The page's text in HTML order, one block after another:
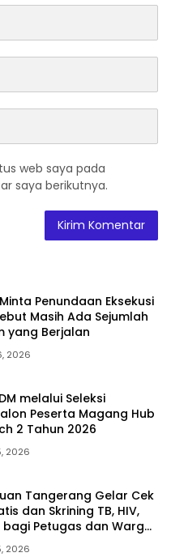
web saya pada
saya berikutnya.
Penundaan Eksekusi
Masih Ada Sejumlah
yang Berjalan
2026
melalui Seleksi
Peserta Magang Hub
2 Tahun 2026
2026
Tangerang Gelar Cek
dan Skrining TB, HIV,
bagi Petugas dan Warga
2026